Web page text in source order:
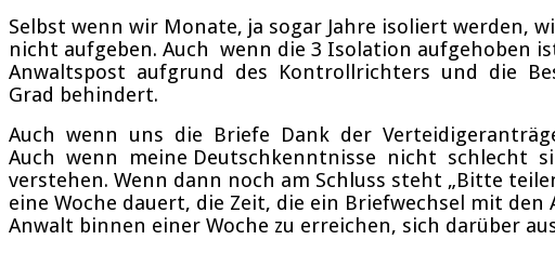
Selbst wenn wir Monate, ja sogar Jahre isoliert werden,
nicht aufgeben. Auch wenn die 3 Isolation aufgehoben
Anwaltspost aufgrund des Kontrollrichters und die
Grad behindert.
Auch wenn uns die Briefe Dank der
Auch wenn meine Deutschkenntnisse nicht schlecht
verstehen. Wenn dann noch am Schluss steht „Bitte
eine Woche dauert, die Zeit, die ein Briefwechsel mit
Anwalt binnen einer Woche zu erreichen, sich darüber